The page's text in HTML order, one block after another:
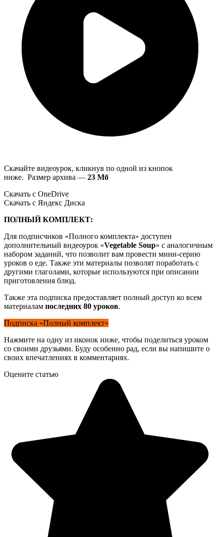
Скачайте видеоурок, кликнув по одной из кнопок
ниже. Размер архива — 23 Мб
Скачать с OneDrive
Скачать с Яндекс Диска
ПОЛНЫЙ КОМПЛЕКТ:
Для подписчиков «Полного комплекта» доступен
дополнительный видеоурок «Vegetable Soup» с аналогичным
набором заданий, что позволит вам провести мини-серию
уроков о еде. Также эти материалы позволят поработать с
другими глаголами, которые используются при описании
приготовления блюд.
Также эта подписка предоставляет полный доступ ко всем
материалам последних 80 уроков.
Подписка «Полный комплект»
Нажмите на одну из иконок ниже, чтобы поделиться уроком
со своими друзьями. Буду особенно рад, если вы напишите о
своих впечатлениях в комментариях.
Оцените статью